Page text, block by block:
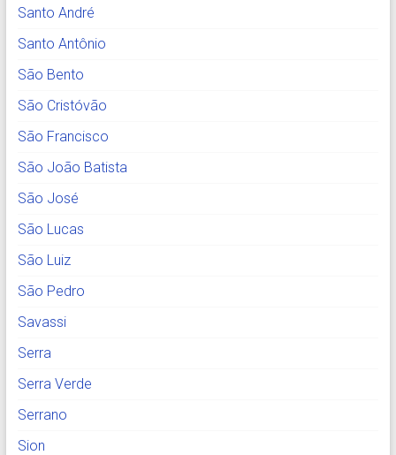
Santo André
Santo Antônio
São Bento
São Cristóvão
São Francisco
São João Batista
São José
São Lucas
São Luiz
São Pedro
Savassi
Serra
Serra Verde
Serrano
Sion